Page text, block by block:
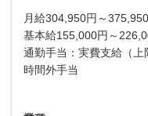
月給304,950円～
基本給155,000円～
通勤手当：実費支給（上
時間外手当